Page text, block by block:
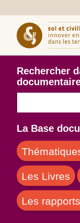
Rechercher
La Base
Les Livres
Les